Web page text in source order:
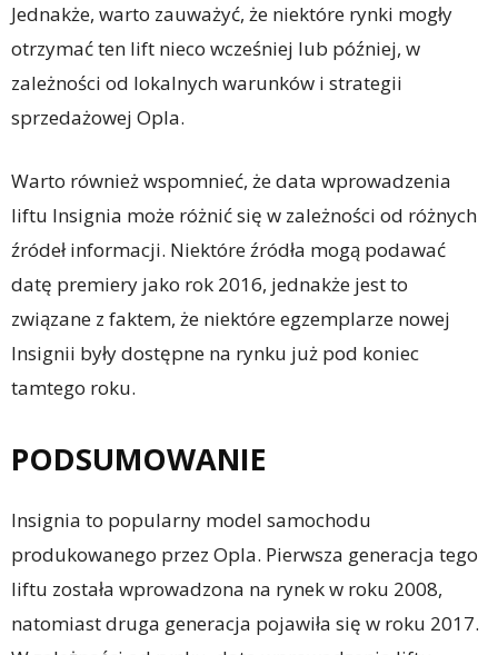
Jednakże, warto zauważyć, że niektóre rynki mogły
otrzymać ten lift nieco wcześniej lub później, w
zależności od lokalnych warunków i strategii
sprzedażowej Opla.
Warto również wspomnieć, że data wprowadzenia
liftu Insignia może różnić się w zależności od różnych
źródeł informacji. Niektóre źródła mogą podawać
datę premiery jako rok 2016, jednakże jest to
związane z faktem, że niektóre egzemplarze nowej
Insignii były dostępne na rynku już pod koniec
tamtego roku.
PODSUMOWANIE
Insignia to popularny model samochodu
produkowanego przez Opla. Pierwsza generacja tego
liftu została wprowadzona na rynek w roku 2008,
natomiast druga generacja pojawiła się w roku 2017.